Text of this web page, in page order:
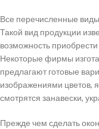
Все перечисленные
Такой вид продукции
возможность
Некоторые фирмы
предлагают готовые
изображениями цветов,
смотрятся занавески,
Прежде чем сделать